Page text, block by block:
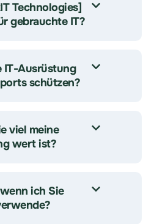
Technologies]
gebrauchte IT?
IT-Ausrüstung
schützen?
viel meine
wert ist?
ich Sie